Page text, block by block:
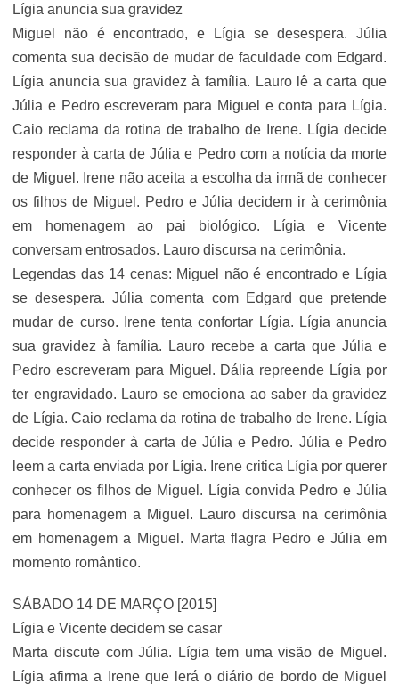
Lígia anuncia sua gravidez
Miguel não é encontrado, e Lígia se desespera. Júlia
comenta sua decisão de mudar de faculdade com Edgard.
Lígia anuncia sua gravidez à família. Lauro lê a carta que
Júlia e Pedro escreveram para Miguel e conta para Lígia.
Caio reclama da rotina de trabalho de Irene. Lígia decide
responder à carta de Júlia e Pedro com a notícia da morte
de Miguel. Irene não aceita a escolha da irmã de conhecer
os filhos de Miguel. Pedro e Júlia decidem ir à cerimônia
em homenagem ao pai biológico. Lígia e Vicente
conversam entrosados. Lauro discursa na cerimônia.
Legendas das 14 cenas: Miguel não é encontrado e Lígia
se desespera. Júlia comenta com Edgard que pretende
mudar de curso. Irene tenta confortar Lígia. Lígia anuncia
sua gravidez à família. Lauro recebe a carta que Júlia e
Pedro escreveram para Miguel. Dália repreende Lígia por
ter engravidado. Lauro se emociona ao saber da gravidez
de Lígia. Caio reclama da rotina de trabalho de Irene. Lígia
decide responder à carta de Júlia e Pedro. Júlia e Pedro
leem a carta enviada por Lígia. Irene critica Lígia por querer
conhecer os filhos de Miguel. Lígia convida Pedro e Júlia
para homenagem a Miguel. Lauro discursa na cerimônia
em homenagem a Miguel. Marta flagra Pedro e Júlia em
momento romântico.
SÁBADO 14 DE MARÇO [2015]
Lígia e Vicente decidem se casar
Marta discute com Júlia. Lígia tem uma visão de Miguel.
Lígia afirma a Irene que lerá o diário de bordo de Miguel